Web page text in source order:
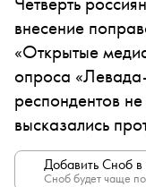
внесение
«Открытые
опроса
респондентов
высказались
Добавить Сноб
Сноб будет чаще